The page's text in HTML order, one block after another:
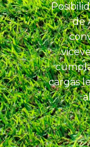
de
cargas